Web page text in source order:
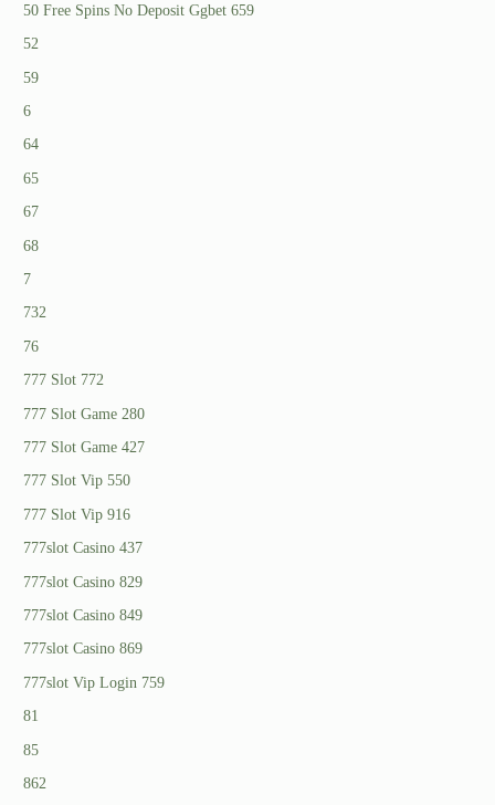
50 Free Spins No Deposit Ggbet 659
52
59
6
64
65
67
68
7
732
76
777 Slot 772
777 Slot Game 280
777 Slot Game 427
777 Slot Vip 550
777 Slot Vip 916
777slot Casino 437
777slot Casino 829
777slot Casino 849
777slot Casino 869
777slot Vip Login 759
81
85
862